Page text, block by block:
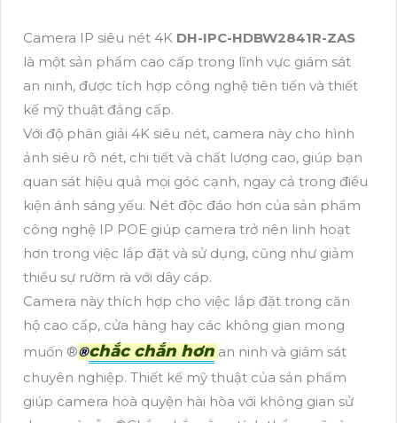
Camera IP siêu nét 4K DH-IPC-HDBW2841R-ZAS
là một sản phẩm cao cấp trong lĩnh vực giám sát
an ninh, được tích hợp công nghệ tiên tiến và thiết
kế mỹ thuật đẳng cấp.
Với độ phân giải 4K siêu nét, camera này cho hình
ảnh siêu rõ nét, chi tiết và chất lượng cao, giúp bạn
quan sát hiệu quả mọi góc cạnh, ngay cả trong điều
kiện ánh sáng yếu. Nét độc đáo hơn của sản phẩm
công nghệ IP POE giúp camera trở nên linh hoạt
hơn trong việc lắp đặt và sử dụng, cũng như giảm
thiểu sự rườm rà với dây cáp.
Camera này thích hợp cho việc lắp đặt trong căn
hộ cao cấp, cửa hàng hay các không gian mong
muốn ®️®️chắc chắn hơn an ninh và giám sát
chuyên nghiệp. Thiết kế mỹ thuật của sản phẩm
giúp camera hoà quyện hài hòa với không gian sử